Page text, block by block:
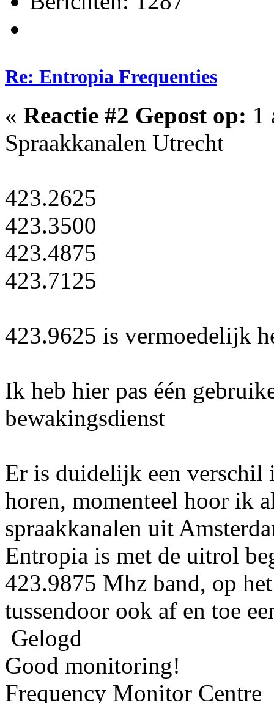
Re: Entropia Frequenties
« Reactie #2 Gepost op: 1
Spraakkanalen Utrecht
423.2625
423.3500
423.4875
423.7125
423.9625 is vermoedelijk
Ik heb hier pas één
bewakingsdienst
Er is duidelijk een verschil
horen, momenteel hoor ik
spraakkanalen uit
Entropia is met de uitrol
423.9875 Mhz band, op
tussendoor ook af en toe
Gelogd
Good monitoring!
Frequency Monitor Centre